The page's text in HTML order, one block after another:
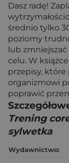
Dasz radę!
średnio tylko
poziomy
lub zmniejszać
celu. W
przepisy, które
organizmowi
poprawić
Trening
sylwetka
Wydawnictwo: